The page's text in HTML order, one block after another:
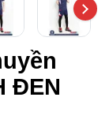
ĐEN